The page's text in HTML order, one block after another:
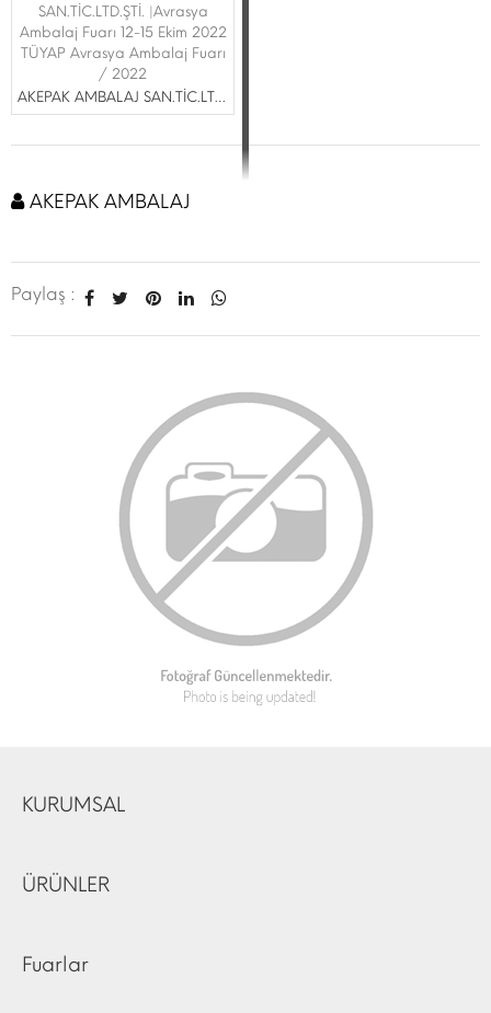
SAN.TİC.LTD.ŞTİ. |Avrasya
Ambalaj Fuarı 12-15 Ekim 2022
TÜYAP Avrasya Ambalaj Fuarı
/ 2022
AKEPAK AMBALAJ SAN.TİC.LTD.ŞTİ.
AKEPAK AMBALAJ
Paylaş :
KURUMSAL
ÜRÜNLER
Fuarlar